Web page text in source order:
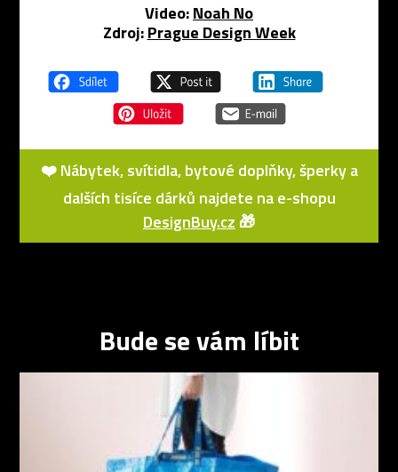
Video:Noah No
Zdroj: Prague Design Week
❤️ Nábytek, svítidla, bytové doplňky, šperky a
dalších tisíce dárků najdete na e-shopu
DesignBuy.cz 🎁
Bude se vám líbit